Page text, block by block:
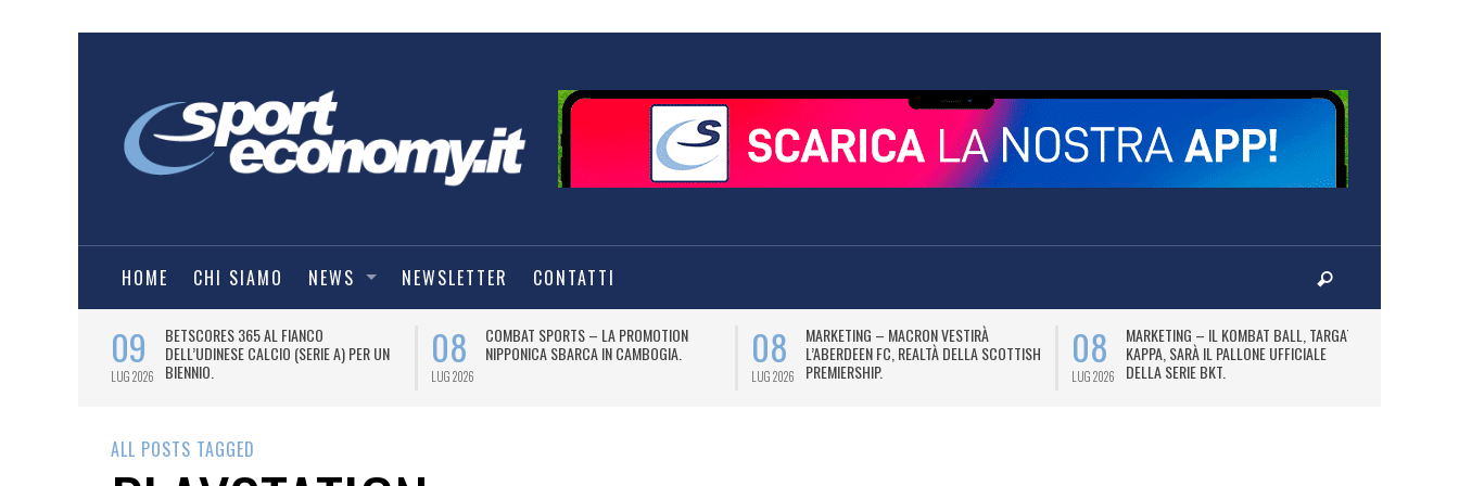
HOME CHI SIAMO NEWS NEWSLETTER CONTATTI
09
LUG 2026
BETSCORES 365 AL FIANCO
DELL’UDINESE CALCIO (SERIE A) PER UN
BIENNIO.
08
LUG 2026
COMBAT SPORTS – LA PROMOTION
NIPPONICA SBARCA IN CAMBOGIA.
08
LUG 2026
MARKETING – MACRON VESTIRÀ
L’ABERDEEN FC, REALTÀ DELLA SCOTTISH
PREMIERSHIP.
08
LUG 2026
MARKETING – IL KOMBAT BALL, TARGATO
KAPPA, SARÀ IL PALLONE UFFICIALE
DELLA SERIE BKT.
ALL POSTS TAGGED